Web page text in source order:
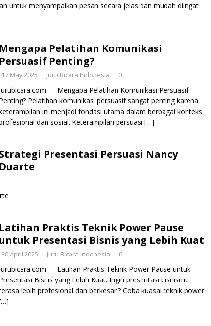
untuk menyampaikan pesan secara jelas dan mudah diingat
Mengapa Pelatihan Komunikasi
Persuasif Penting?
17 May 2025 Juru Bicara Indonesia 0
Jurubicara.com — Mengapa Pelatihan Komunikasi Persuasif
Penting? Pelatihan komunikasi persuasif sangat penting karena
ini menjadi fondasi utama dalam berbagai konteks
dan sosial. Keterampilan persuasi […]
Strategi Presentasi Persuasi Nancy
Duarte
Latihan Praktis Teknik Power Pause
untuk Presentasi Bisnis yang Lebih Kuat
30 April 2025 Juru Bicara Indonesia 0
Jurubicara.com — Latihan Praktis Teknik Power Pause untuk
Presentasi Bisnis yang Lebih Kuat. Ingin presentasi bisnismu
lebih profesional dan berkesan? Coba kuasai teknik power